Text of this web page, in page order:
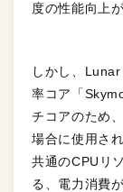
度の性能向上
しかし、
率コア「
チコアのため
場合に使用さ
共通のCPUリ
る、電力消費